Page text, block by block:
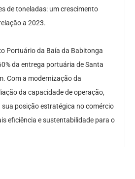
de toneladas: um crescimento
a 2023.
Portuário da Baía da Babitonga
da entrega portuária de Santa
Com a modernização da
da capacidade de operação,
posição estratégica no comércio
eficiência e sustentabilidade para o